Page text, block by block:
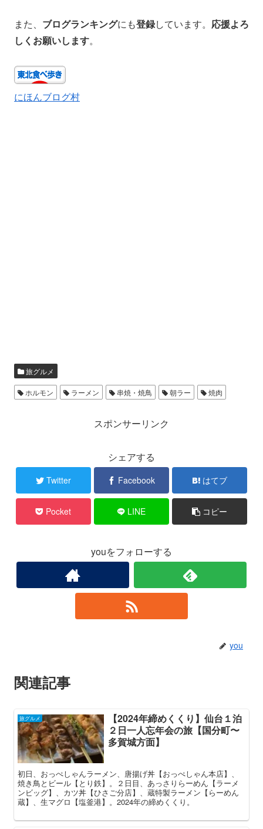
また、 ブログランキングにも登録しています。 応援よろ
しくお願いします。
にほんブログ村
旅グルメ
ホルモン ラーメン 串焼・焼鳥 朝ラー 焼肉
スポンサーリンク
シェアする
Twitter Facebook はてブ
Pocket LINE コピー
youをフォローする
you
関連記事
旅グルメ
【2024年締めくくり】仙台１泊
２日一人忘年会の旅【国分町〜
多賀城方面】
初日、おっぺしゃんラーメン、唐揚げ丼【おっぺしゃん本店】、
焼き鳥とビール【とり鉄】。２日目、あっさりらーめん【ラーメ
ンビッグ】、カツ丼【ひさご分店】、蔵特製ラーメン【らーめん
蔵】、生マグロ【塩釜港】。2024年の締めくくり。